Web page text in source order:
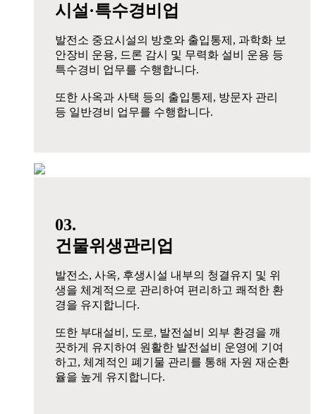
시설·특수경비업
발전소 중요시설의 방호와 출입통제, 과학화 보
안장비 운용, 드론 감시 및 무력화 설비 운용 등
특수경비 업무를 수행합니다.
또한 사옥과 사택 등의 출입통제, 방문자 관리
등 일반경비 업무를 수행합니다.
03.
건물위생관리업
발전소, 사옥, 후생시설 내부의 청결유지 및 위
생을 체계적으로 관리하여 편리하고 쾌적한 환
경을 유지합니다.
또한 부대설비, 도로, 발전설비 외부 환경을 깨
끗하게 유지하여 원활한 발전설비 운영에 기여
하고, 체계적인 폐기물 관리를 통해 자원 재순환
율을 높게 유지합니다.